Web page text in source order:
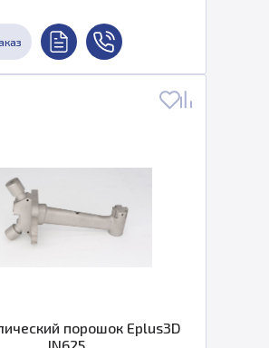
порошок Eplus3D